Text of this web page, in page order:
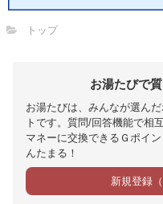
トップ
お湯たびで
お湯たびは、みんなが選ん
トです。質問/回答機能で相
マネーに交換できるＧポイ
んたまる！
新規登録